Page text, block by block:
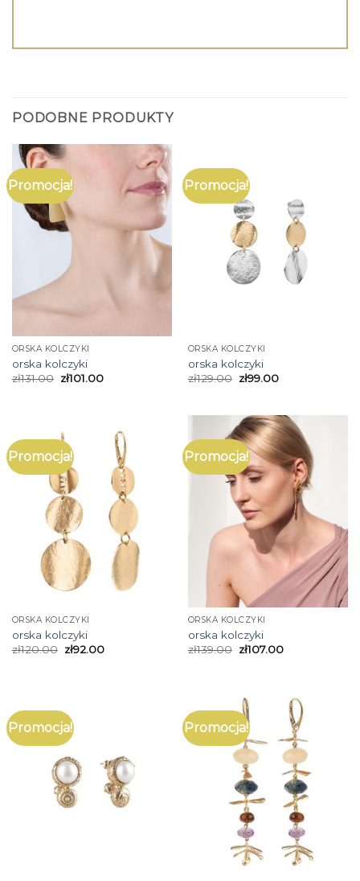
PODOBNE PRODUKTY
Promocja!
ORSKA KOLCZYKI
orska kolczyki
zł131.00 zł101.00
Promocja!
ORSKA KOLCZYKI
orska kolczyki
zł129.00 zł99.00
Promocja!
ORSKA KOLCZYKI
orska kolczyki
zł120.00 zł92.00
Promocja!
ORSKA KOLCZYKI
orska kolczyki
zł139.00 zł107.00
Promocja! Promocja!